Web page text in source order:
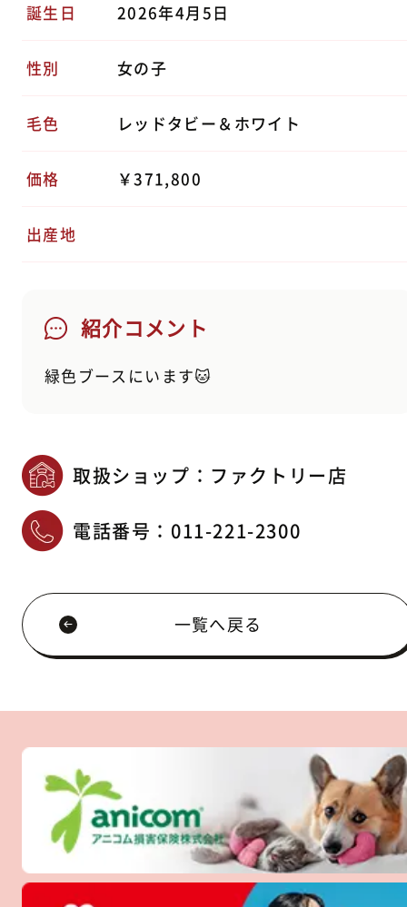
誕生日 2026年4月5日
性別 女の子
毛色 レッドタビー＆ホワイト
価格 ￥371,800
出産地
紹介コメント
緑色ブースにいます🐱
取扱ショップ：ファクトリー店
電話番号： 011-221-2300
一覧へ戻る